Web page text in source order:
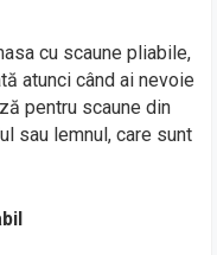
cu scaune pliabile,
atunci când ai nevoie
pentru scaune din
sau lemnul, care sunt